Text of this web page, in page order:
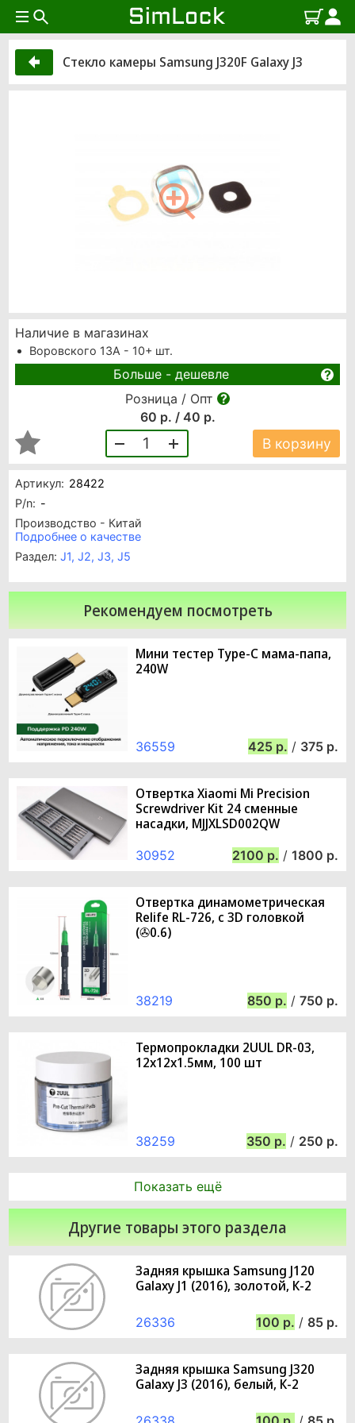
Стекло камеры Samsung J320F Galaxy J3
Артикул: 28422
P/n: -
Производство - Китай
Подробнее о качестве
Раздел: J1, J2, J3, J5
Наличие в магазинах
Воровского 13А - 10+ шт.
Больше - дешевле
Розница / Опт
60 р. / 40 р.
1 В корзину
Рекомендуем посмотреть
Мини тестер Type-C мама-папа,
240W
36559 425 / 375
Отвертка Xiaomi Mi Precision
Screwdriver Kit 24 сменные
насадки, MJJXLSD002QW
30952 2100 / 1800
Отвертка динамометрическая
Relife RL-726, с 3D головкой
(✇0.6)
38219 850 / 750
Термопрокладки 2UUL DR-03,
12x12x1.5мм, 100 шт
38259 350 / 250
Показать ещё
Другие товары этого раздела
Задняя крышка Samsung J120
Galaxy J1 (2016), золотой, К-2
26336 100 / 85
Задняя крышка Samsung J320
Galaxy J3 (2016), белый, К-2